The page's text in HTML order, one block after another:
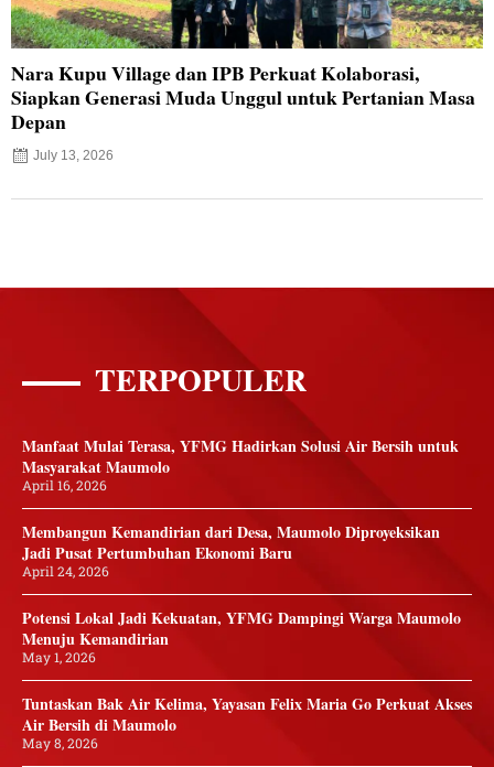
Nara Kupu Village dan IPB Perkuat Kolaborasi,
Siapkan Generasi Muda Unggul untuk Pertanian Masa
Depan
July 13, 2026
TERPOPULER
Manfaat Mulai Terasa, YFMG Hadirkan Solusi Air Bersih untuk
Masyarakat Maumolo
April 16, 2026
Membangun Kemandirian dari Desa, Maumolo Diproyeksikan
Jadi Pusat Pertumbuhan Ekonomi Baru
April 24, 2026
Potensi Lokal Jadi Kekuatan, YFMG Dampingi Warga Maumolo
Menuju Kemandirian
May 1, 2026
Tuntaskan Bak Air Kelima, Yayasan Felix Maria Go Perkuat Akses
Air Bersih di Maumolo
May 8, 2026